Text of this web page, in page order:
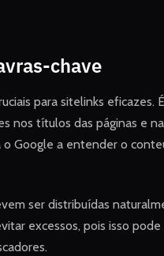
chave
para sitelinks eficazes.
nos títulos das páginas e
o Google a entender o
ser distribuídas
excessos, pois isso pode